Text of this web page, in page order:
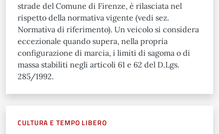
strade del Comune di Firenze, è rilasciata nel
rispetto della normativa vigente (vedi sez.
Normativa di riferimento). Un veicolo si considera
eccezionale quando supera, nella propria
configurazione di marcia, i limiti di sagoma o di
massa stabiliti negli articoli 61 e 62 del D.Lgs.
285/1992.
CULTURA E TEMPO LIBERO